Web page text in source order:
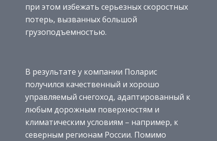
при этом избежать серьезных скоростных
потерь, вызванных большой
грузоподъемностью.
В результате у компании Поларис
получился качественный и хорошо
управляемый снегоход, адаптированный к
любым дорожным поверхностям и
климатическим условиям – например, к
северным регионам России. Помимо